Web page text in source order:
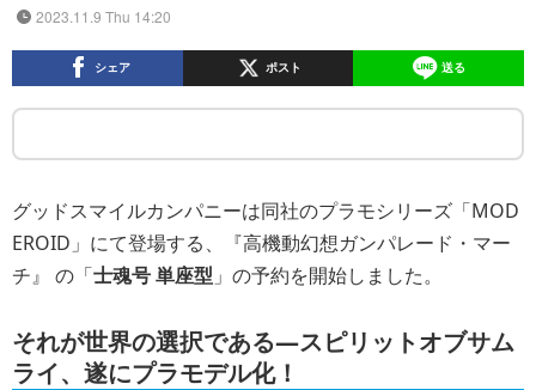
2023.11.9 Thu 14:20
シェア ポスト 送る
グッドスマイルカンパニーは同社のプラモシリーズ「MOD
EROID」にて登場する、『高機動幻想ガンパレード・マー
チ』 の「士魂号 単座型 」の予約を開始しました。
それが世界の選択である―スピリットオブサム
ライ、遂にプラモデル化！